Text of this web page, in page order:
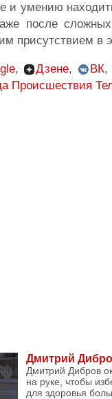
и умению
после
присутствием в
, Дзене, ВК
Происшествия
Дмитрий
Дмитрий Дибров
на руке, чтобы
для здоровья